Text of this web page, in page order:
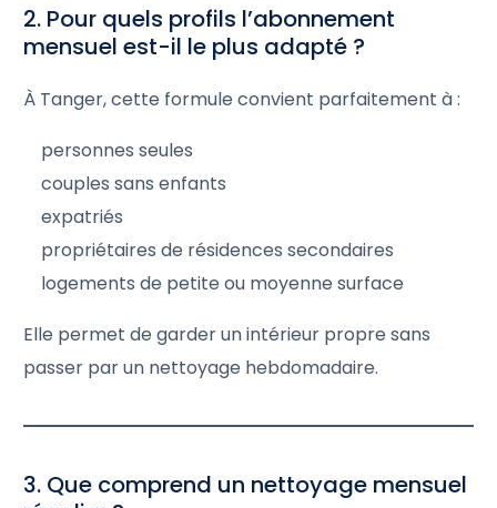
2. Pour quels profils l’abonnement
mensuel est-il le plus adapté ?
À Tanger, cette formule convient parfaitement à :
personnes seules
couples sans enfants
expatriés
propriétaires de résidences secondaires
logements de petite ou moyenne surface
Elle permet de garder un intérieur propre sans
passer par un nettoyage hebdomadaire.
3. Que comprend un nettoyage mensuel